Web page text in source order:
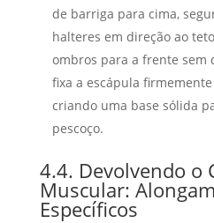
de barriga para cima,
halteres em direção ao
ombros para a frente sem
fixa a escápula
criando uma base sólida
pescoço.
4.4. Devolvendo o
Muscular:
Específicos